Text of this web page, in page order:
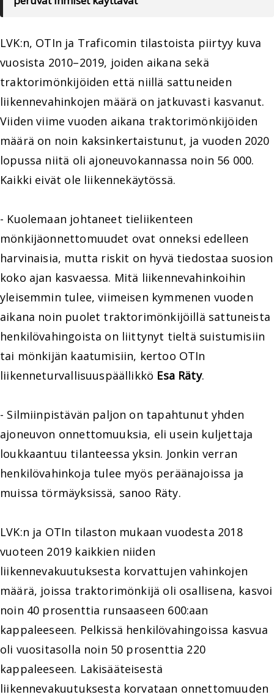
LVK:n, OTIn ja Traficomin tilastoista piirtyy kuva
vuosista 2010–2019, joiden aikana sekä
traktorimönkijöiden että niillä sattuneiden
liikennevahinkojen määrä on jatkuvasti kasvanut.
Viiden viime vuoden aikana traktorimönkijöiden
määrä on noin kaksinkertaistunut, ja vuoden 2020
lopussa niitä oli ajoneuvokannassa noin 56 000.
Kaikki eivät ole liikennekäytössä.
- Kuolemaan johtaneet tieliikenteen
mönkijäonnettomuudet ovat onneksi edelleen
harvinaisia, mutta riskit on hyvä tiedostaa suosion
koko ajan kasvaessa. Mitä liikennevahinkoihin
yleisemmin tulee, viimeisen kymmenen vuoden
aikana noin puolet traktorimönkijöillä sattuneista
henkilövahingoista on liittynyt tieltä suistumisiin
tai mönkijän kaatumisiin, kertoo OTIn
liikenneturvallisuuspäällikkö Esa Räty.
- Silmiinpistävän paljon on tapahtunut yhden
ajoneuvon onnettomuuksia, eli usein kuljettaja
loukkaantuu tilanteessa yksin. Jonkin verran
henkilövahinkoja tulee myös peräänajoissa ja
muissa törmäyksissä, sanoo Räty.
LVK:n ja OTIn tilaston mukaan vuodesta 2018
vuoteen 2019 kaikkien niiden
liikennevakuutuksesta korvattujen vahinkojen
määrä, joissa traktorimönkijä oli osallisena, kasvoi
noin 40 prosenttia runsaaseen 600:aan
kappaleeseen. Pelkissä henkilövahingoissa kasvua
oli vuositasolla noin 50 prosenttia 220
kappaleeseen. Lakisääteisestä
liikennevakuutuksesta korvataan onnettomuuden